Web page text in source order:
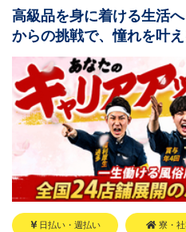
高級品を身に着ける生活
からの挑戦で、憧れを叶え
日払い・週払い 寮・